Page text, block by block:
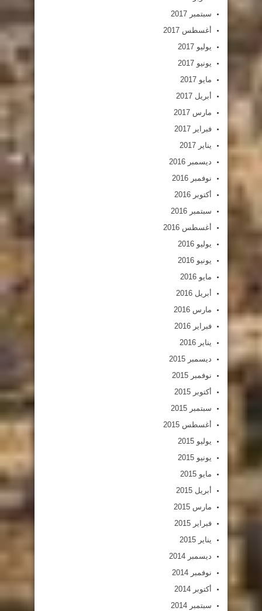
سبتمبر 2017
أغسطس 2017
يوليو 2017
يونيو 2017
مايو 2017
أبريل 2017
مارس 2017
فبراير 2017
يناير 2017
ديسمبر 2016
نوفمبر 2016
أكتوبر 2016
سبتمبر 2016
أغسطس 2016
يوليو 2016
يونيو 2016
مايو 2016
أبريل 2016
مارس 2016
فبراير 2016
يناير 2016
ديسمبر 2015
نوفمبر 2015
أكتوبر 2015
سبتمبر 2015
أغسطس 2015
يوليو 2015
يونيو 2015
مايو 2015
أبريل 2015
مارس 2015
فبراير 2015
يناير 2015
ديسمبر 2014
نوفمبر 2014
أكتوبر 2014
سبتمبر 2014